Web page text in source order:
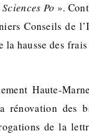
Po ».
Conseils de
la hausse des
Haute-
rénovation des
de la